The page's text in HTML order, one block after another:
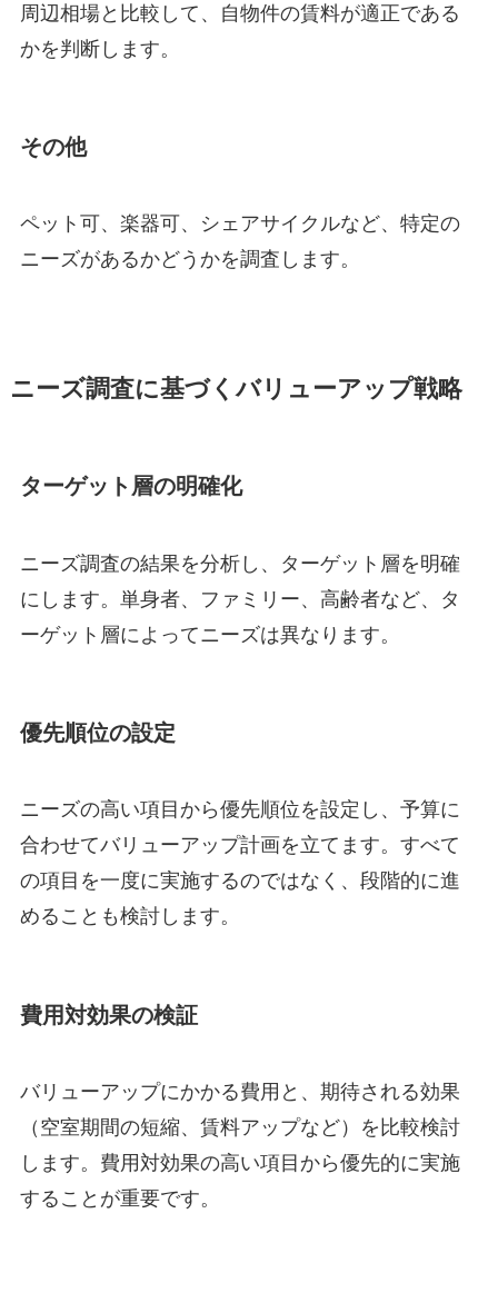
周辺相場と比較して、自物件の賃料が適正である
かを判断します。
その他
ペット可、楽器可、シェアサイクルなど、特定の
ニーズがあるかどうかを調査します。
ニーズ調査に基づくバリューアップ戦略
ターゲット層の明確化
ニーズ調査の結果を分析し、ターゲット層を明確
にします。単身者、ファミリー、高齢者など、タ
ーゲット層によってニーズは異なります。
優先順位の設定
ニーズの高い項目から優先順位を設定し、予算に
合わせてバリューアップ計画を立てます。すべて
の項目を一度に実施するのではなく、段階的に進
めることも検討します。
費用対効果の検証
バリューアップにかかる費用と、期待される効果
（空室期間の短縮、賃料アップなど）を比較検討
します。費用対効果の高い項目から優先的に実施
することが重要です。